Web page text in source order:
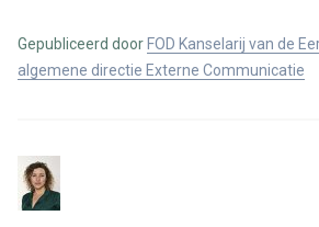
Gepubliceerd door FOD Kanselarij van de
algemene directie Externe Communicatie